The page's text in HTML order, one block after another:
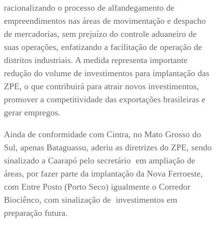
racionalizando o processo de alfandegamento de
empreendimentos nas áreas de movimentação e despacho
de mercadorias, sem prejuízo do controle aduaneiro de
suas operações, enfatizando a facilitação de operação de
distritos industriais. A medida representa importante
redução do volume de investimentos para implantação das
ZPE, o que contribuirá para atrair novos investimentos,
promover a competitividade das exportações brasileiras e
gerar empregos.
Ainda de conformidade com Cintra, no Mato Grosso do
Sul, apenas Bataguassu, aderiu as diretrizes do ZPE, sendo
sinalizado a Caarapó pelo secretário em ampliação de
áreas, por fazer parte da implantação da Nova Ferroeste,
com Entre Posto (Porto Seco) igualmente o Corredor
Biociênco, com sinalização de investimentos em
preparação futura.